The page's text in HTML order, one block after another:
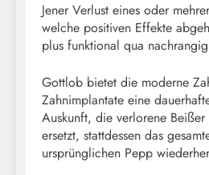
Jener Verlust eines oder
welche positiven Effekte
plus funktional qua
Gottlob bietet die moderne
Zahnimplantate eine
Auskunft, die verlorene
ersetzt, stattdessen das
ursprünglichen Pepp